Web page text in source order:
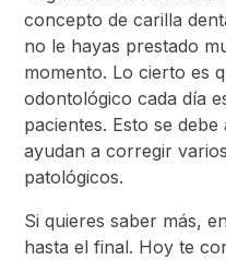
concepto de carilla
no le hayas prestado
momento. Lo cierto es
odontológico cada día
pacientes. Esto se
ayudan a corregir
patológicos.
Si quieres saber más,
hasta el final. Hoy te